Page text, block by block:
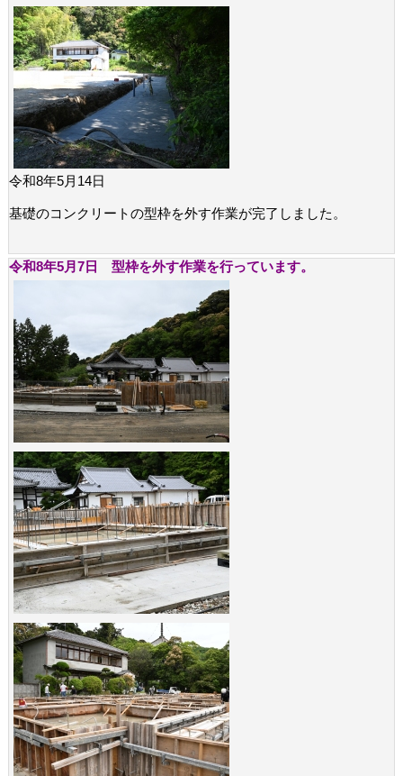
令和8年5月14日
基礎のコンクリートの型枠を外す作業が完了しました。
令和8年5月7日 型枠を外す作業を行っています。